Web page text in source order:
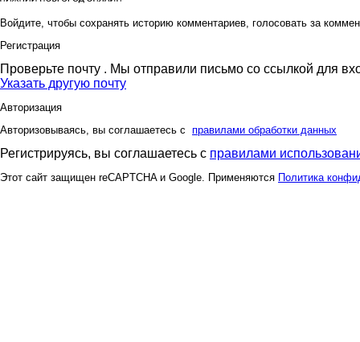
Войдите, чтобы сохранять историю комментариев, голосовать за
Регистрация
Проверьте почту . Мы отправили письмо со ссылкой для
Указать другую почту
Авторизация
Авторизовываясь, вы соглашаетесь с правилами обработки данных
Регистрируясь, вы соглашаетесь с правилами
Этот сайт защищен reCAPTCHA и Google. Применяются Политика